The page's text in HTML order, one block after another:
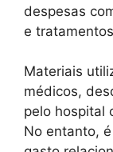
despesas
e
Materiais
médicos,
pelo hospital
No entanto,